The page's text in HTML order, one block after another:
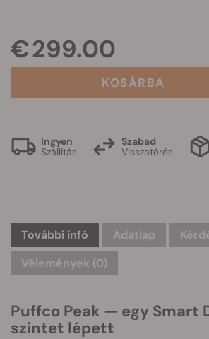
€ 299.00
KOSÁRBA
Ingyen
Szállítás
Szabad
Visszatérés
További infó Adatlap
Vélemények (0)
Puffco Peak — egy Smart
szintet lépett